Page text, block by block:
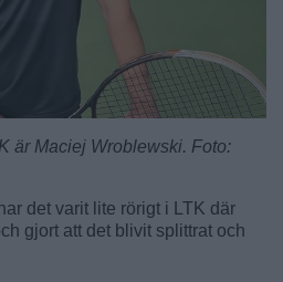
är Maciej Wroblewski. Foto:
det varit lite rörigt i LTK där
gjort att det blivit splittrat och